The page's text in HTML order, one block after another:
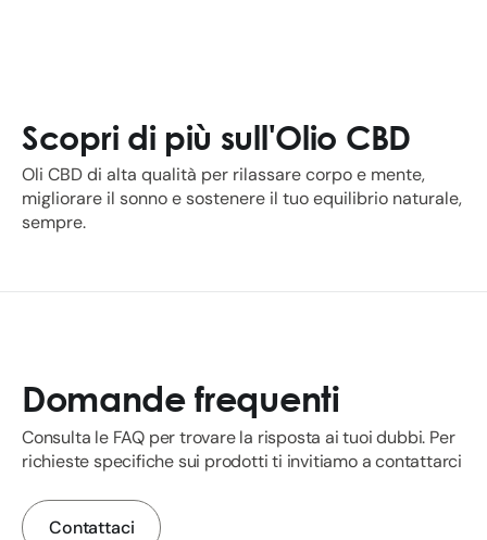
Scopri di più sull'Olio CBD
Oli CBD di alta qualità per rilassare corpo e mente,
migliorare il sonno e sostenere il tuo equilibrio naturale,
sempre.
Domande frequenti
Consulta le FAQ per trovare la risposta ai tuoi dubbi. Per
richieste specifiche sui prodotti ti invitiamo a contattarci
Contattaci